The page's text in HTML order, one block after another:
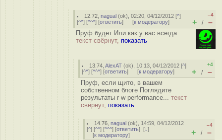
12.72 ,nagual (ok), 02:20, 04/12/2012 [^]
[^^] [^^^] [ответить] [к модератору]
–4
+ / –
Пруф будет Или как у вас всегда ...
текст свёрнут, показать
13.74 ,AlexAT (ok), 10:13, 04/12/2012 [^]
[^^] [^^^] [ответить] [к модератору]
+4
+ / –
Пруф, если щито, в вашем
собственном блоге Поглядите
результаты r w performance... текст
свёрнут, показать
14.76 ,nagual (ok), 14:59, 04/12/2012
[^] [^^] [^^^] [ответить] [↓]
[к модератору]
–4
+ / –